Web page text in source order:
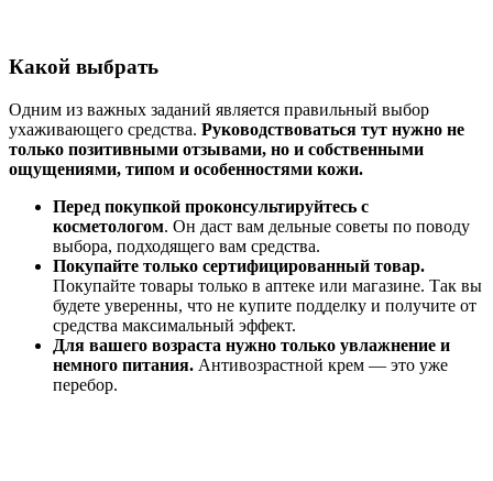
Какой выбрать
Одним из важных заданий является правильный выбор
ухаживающего средства. Руководствоваться тут нужно не
только позитивными отзывами, но и собственными
ощущениями, типом и особенностями кожи.
Перед покупкой проконсультируйтесь с
косметологом. Он даст вам дельные советы по поводу
выбора, подходящего вам средства.
Покупайте только сертифицированный товар.
Покупайте товары только в аптеке или магазине. Так вы
будете уверенны, что не купите подделку и получите от
средства максимальный эффект.
Для вашего возраста нужно только увлажнение и
немного питания. Антивозрастной крем — это уже
перебор.